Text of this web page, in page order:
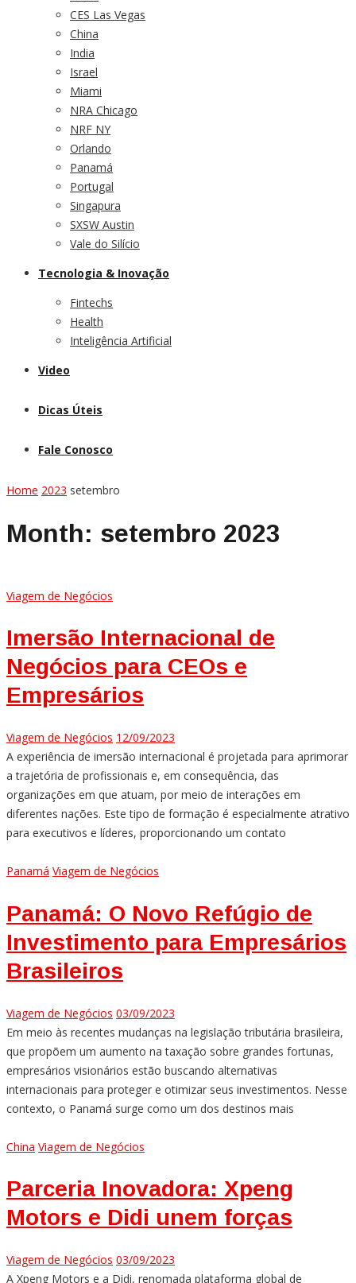
CES Las Vegas
China
India
Israel
Miami
NRA Chicago
NRF NY
Orlando
Panamá
Portugal
Singapura
SXSW Austin
Vale do Silício
Tecnologia & Inovação
Fintechs
Health
Inteligência Artificial
Video
Dicas Úteis
Fale Conosco
Home 2023 setembro
Month: setembro 2023
Viagem de Negócios
Imersão Internacional de
Negócios para CEOs e
Empresários
Viagem de Negócios 12/09/2023
A experiência de imersão internacional é projetada para aprimorar
a trajetória de profissionais e, em consequência, das
organizações em que atuam, por meio de interações em
diferentes nações. Este tipo de formação é especialmente atrativo
para executivos e líderes, proporcionando um contato
Panamá Viagem de Negócios
Panamá: O Novo Refúgio de
Investimento para Empresários
Brasileiros
Viagem de Negócios 03/09/2023
Em meio às recentes mudanças na legislação tributária brasileira,
que propõem um aumento na taxação sobre grandes fortunas,
empresários visionários estão buscando alternativas
internacionais para proteger e otimizar seus investimentos. Nesse
contexto, o Panamá surge como um dos destinos mais
China Viagem de Negócios
Parceria Inovadora: Xpeng
Motors e Didi unem forças
Viagem de Negócios 03/09/2023
A Xpeng Motors e a Didi, renomada plataforma global de